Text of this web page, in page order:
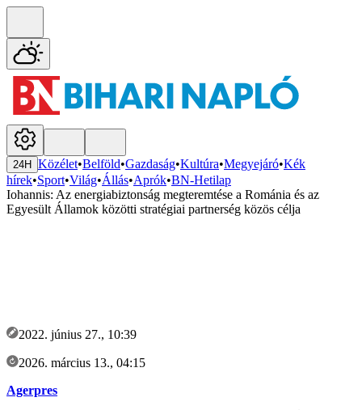
24H Közélet•Belföld•Gazdaság•Kultúra•Megyejáró•Kék
hírek•Sport•Világ•Állás•Aprók•BN-Hetilap
Iohannis: Az energiabiztonság megteremtése a Románia és az
Egyesült Államok közötti stratégiai partnerség közös célja
2022. június 27., 10:39
2026. március 13., 04:15
Agerpres